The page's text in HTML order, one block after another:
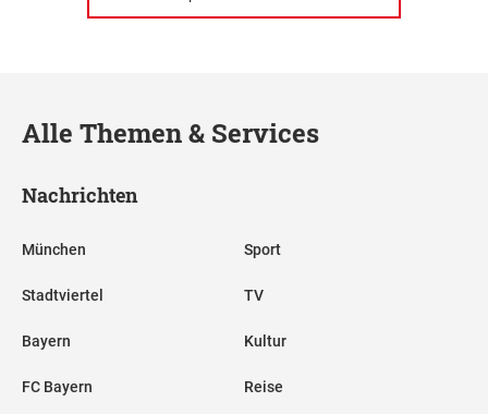
Alle Themen & Services
Nachrichten
München
Stadtviertel
Bayern
FC Bayern
Sport
TV
Kultur
Reise